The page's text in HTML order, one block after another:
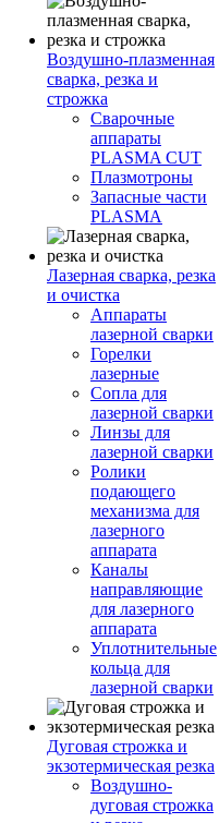
Воздушно-плазменная
сварка, резка и
строжка
Сварочные
аппараты
PLASMA CUT
Плазмотроны
Запасные части
PLASMA
Лазерная сварка, резка
и очистка
Аппараты
лазерной сварки
Горелки
лазерные
Сопла для
лазерной сварки
Линзы для
лазерной сварки
Ролики
подающего
механизма для
лазерного
аппарата
Каналы
направляющие
для лазерного
аппарата
Уплотнительные
кольца для
лазерной сварки
Дуговая строжка и
экзотермическая резка
Воздушно-
дуговая строжка